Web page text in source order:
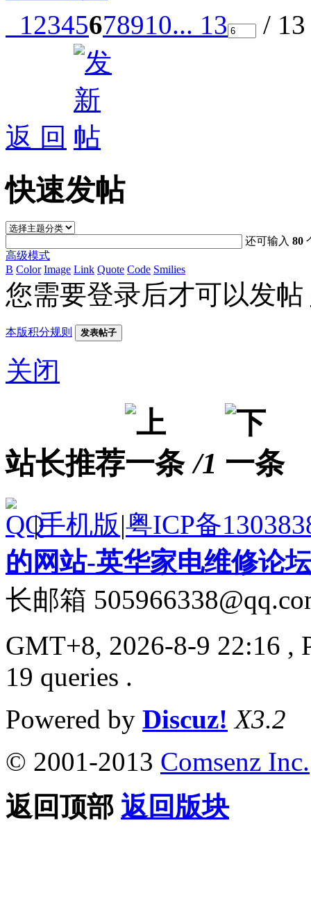
12345678910... 13 /
返 回
快速发帖
还可输入80
高级模式
B Color Image Link Quote Code Smilies
您需要登录后才可以发帖
本版积分规则 发表帖子
关闭
站长推荐 /1
|手机版|粤ICP备
的网站-英华家电维修论
长邮箱
GMT+8, 2026-8-9 22:16 ,
19 queries .
Powered by Discuz! X3.2
© 2001-2013 Comsenz Inc.
返回顶部 返回版块